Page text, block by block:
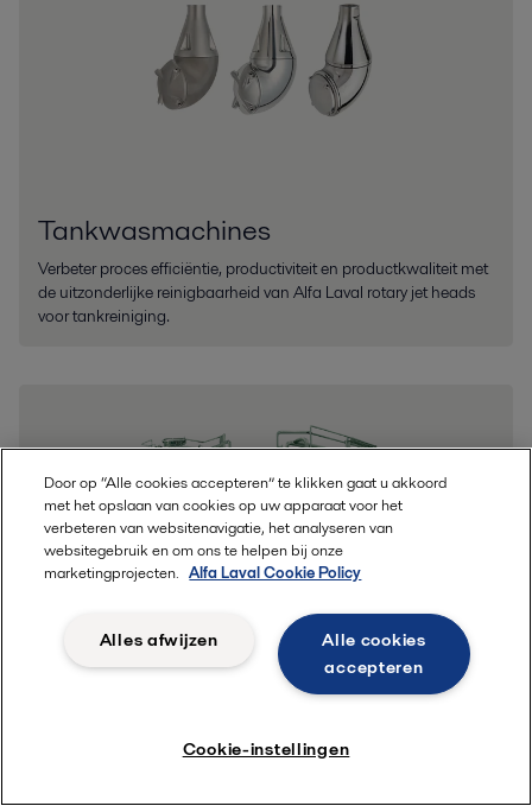
Tankwasmachines
Verbeter proces efficiëntie, productiviteit en productkwaliteit met
de uitzonderlijke reinigbaarheid van Alfa Laval rotary jet heads
voor tankreiniging.
systeem voor geautomatiseerde cleaning-in-place van
Door op “Alle cookies accepteren” te klikken gaat u akkoord
met het opslaan van cookies op uw apparaat voor het
verbeteren van websitenavigatie, het analyseren van
websitegebruik en om ons te helpen bij onze
marketingprojecten. Alfa Laval Cookie Policy
Alle cookies
accepteren
Alles afwijzen
Cookie-instellingen